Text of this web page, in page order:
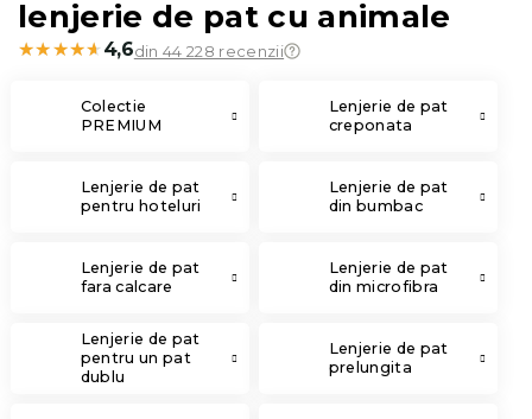
lenjerie de pat cu animale
★★★★★
★★★★★ 4,6din 44 228 recenzii
Colectie
PREMIUM
Lenjerie de pat
creponata
Lenjerie de pat
pentru hoteluri
Lenjerie de pat
din bumbac
Lenjerie de pat
fara calcare
Lenjerie de pat
din microfibra
Lenjerie de pat
pentru un pat
dublu
Lenjerie de pat
prelungita